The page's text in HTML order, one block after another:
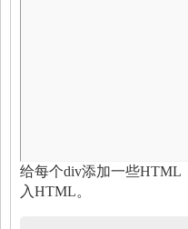
给每个div添加一些HTML
入HTML。